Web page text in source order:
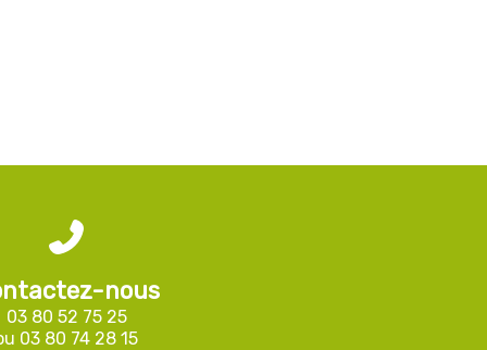
nous
03 80 52 75 25
03 80 74 28 15